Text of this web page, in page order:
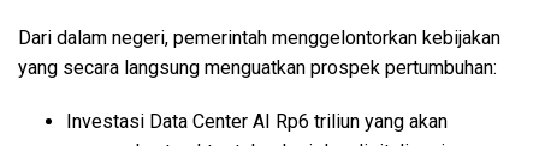
Dari dalam negeri, pemerintah menggelontorkan kebijakan
yang secara langsung menguatkan prospek pertumbuhan:
Investasi Data Center AI Rp6 triliun yang akan